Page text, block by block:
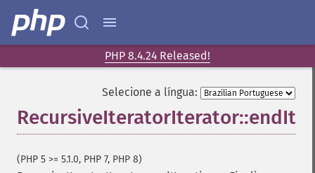
PHP 8.4.24 Released!
Selecione a língua:
(PHP 5 >= 5.1.0, PHP 7, PHP 8)